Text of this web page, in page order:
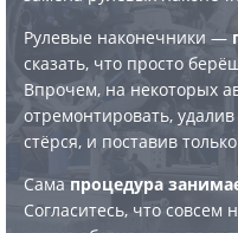
Рулевые наконечники —
сказать, что просто
Впрочем, на некоторых
отремонтировать,
стёрся, и поставив
Сама процедура
Согласитесь, что совсем